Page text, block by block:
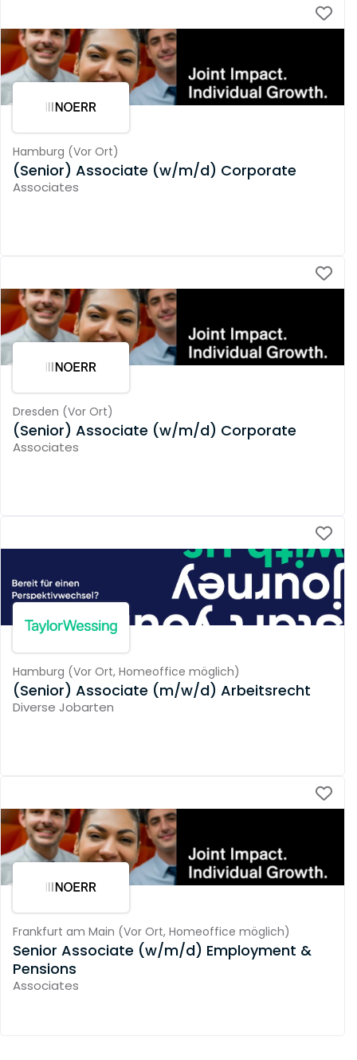
Hamburg (Vor Ort)
(Senior) Associate (w/m/d) Corporate
Associates
Dresden (Vor Ort)
(Senior) Associate (w/m/d) Corporate
Associates
Hamburg (Vor Ort, Homeoffice möglich)
(Senior) Associate (m/w/d) Arbeitsrecht
Diverse Jobarten
Frankfurt am Main (Vor Ort, Homeoffice möglich)
Senior Associate (w/m/d) Employment &
Pensions
Associates